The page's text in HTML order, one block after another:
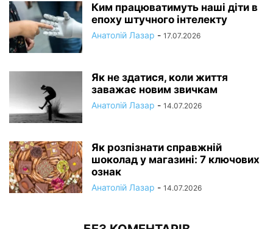
Ким працюватимуть наші діти в
епоху штучного інтелекту
Анатолій Лазар - 17.07.2026
Як не здатися, коли життя
заважає новим звичкам
Анатолій Лазар - 14.07.2026
Як розпізнати справжній
шоколад у магазині: 7 ключових
ознак
Анатолій Лазар - 14.07.2026